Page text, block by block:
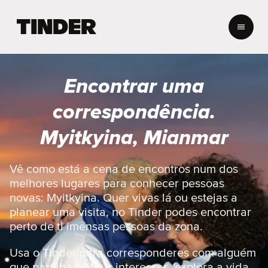
a
n
c
a
l
d
o
T
i
n
d
e
Encontrar uma
correspondência.
Myitkyina, Mianmar
Vê como está a cena de encontros num dos
melhores lugares para conhecer pessoas
novas: Myitkyina. Quer vivas lá ou estejas a
planear uma visita, no Tinder podes encontrar
perto de ti imensas pessoas da zona.
Usa o Tinder para corresponderes com alguém